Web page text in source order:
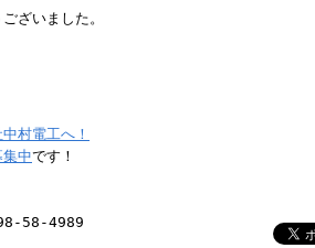
ざいました。
村電工へ！
中です！
58-4989